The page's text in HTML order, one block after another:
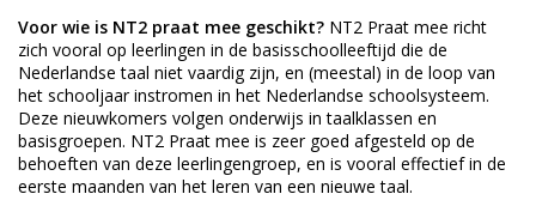
Voor wie is NT2 praat mee geschikt? NT2 Praat mee richt
zich vooral op leerlingen in de basisschoolleeftijd die de
Nederlandse taal niet vaardig zijn, en (meestal) in de loop van
het schooljaar instromen in het Nederlandse schoolsysteem.
Deze nieuwkomers volgen onderwijs in taalklassen en
basisgroepen. NT2 Praat mee is zeer goed afgesteld op de
behoeften van deze leerlingengroep, en is vooral effectief in de
eerste maanden van het leren van een nieuwe taal.